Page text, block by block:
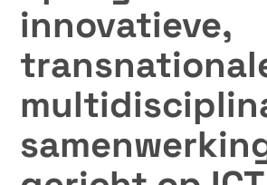
innovatieve,